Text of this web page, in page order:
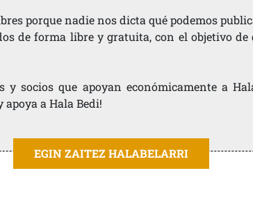
porque nadie nos dicta qué podemos
de forma libre y gratuita, con el objetivo
y socios que apoyan económicamente a
apoya a Hala Bedi!
EGIN ZAITEZ HALABELARRI